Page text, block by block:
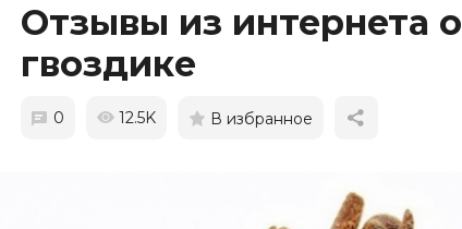
Отзывы из интернета о
гвоздике
0 12.5K В избранное